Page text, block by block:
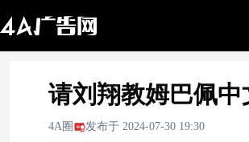
请刘翔教姆巴佩
4A圈 发布于 2024-07-30 19:30